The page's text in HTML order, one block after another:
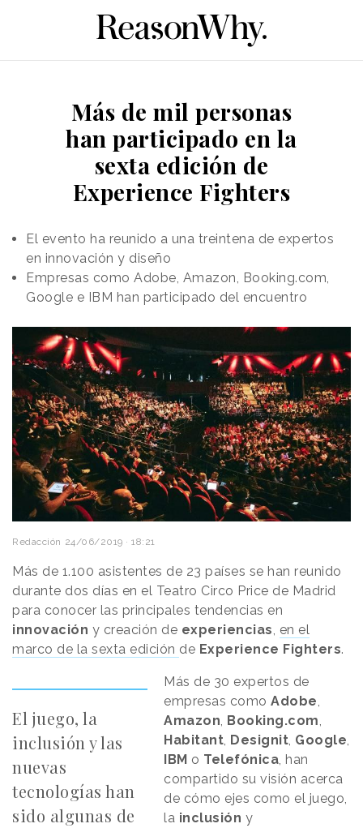
Más de mil personas
han participado en la
sexta edición de
Experience Fighters
El evento ha reunido a una treintena de expertos
en innovación y diseño
Empresas como Adobe, Amazon, Booking.com,
Google e IBM han participado del encuentro
Redacción 24/06/2019 · 18:21
Más de 1.100 asistentes de 23 países se han reunido
durante dos días en el Teatro Circo Price de Madrid
para conocer las principales tendencias en
innovación y creación de experiencias, en el
marco de la sexta edición de Experience Fighters.
El juego, la
inclusión y las
nuevas
tecnologías han
sido algunas de
Más de 30 expertos de
empresas comoAdobe,
Amazon, Booking.com,
Habitant, Designit, Google,
IBM o Telefónica, han
compartido su visión acerca
de cómo ejes como el juego,
la inclusión y